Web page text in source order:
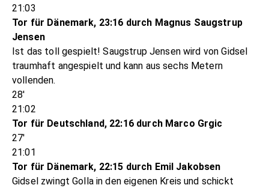
21:03
Tor für Dänemark, 23:16 durch Magnus Saugstrup
Jensen
Ist das toll gespielt! Saugstrup Jensen wird von Gidsel
traumhaft angespielt und kann aus sechs Metern
vollenden.
28'
21:02
Tor für Deutschland, 22:16 durch Marco Grgic
27'
21:01
Tor für Dänemark, 22:15 durch Emil Jakobsen
Gidsel zwingt Golla in den eigenen Kreis und schickt